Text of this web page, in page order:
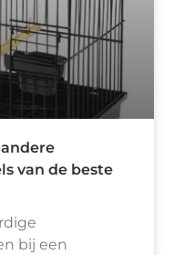
van de beste
bij een